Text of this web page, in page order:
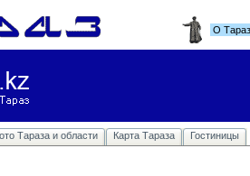
О
Тараза и области Карта Тараза Гостиницы